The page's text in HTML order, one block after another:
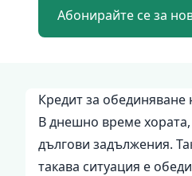
Абонирайте се за
Кредит за обединяване
В днешно време
дългови задължения.
такава ситуация е